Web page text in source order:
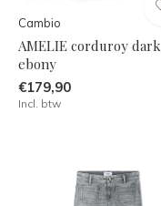
Cambio
AMELIE corduroy dark
ebony
€179,90
Incl. btw